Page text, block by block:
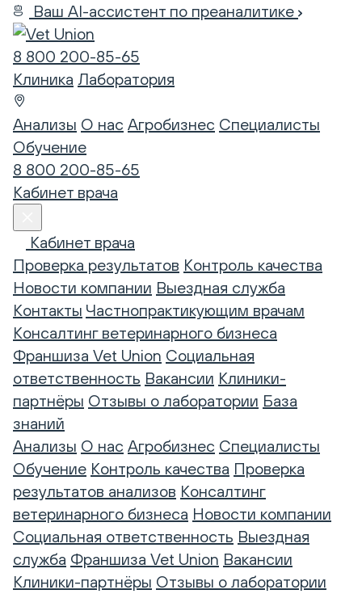
Ваш AI-ассистент по преаналитике
8 800 200-85-65
Клиника Лаборатория
Анализы О нас Агробизнес Специалисты
Обучение
8 800 200-85-65
Кабинет врача
Кабинет врача
Проверка результатов Контроль качества
Новости компании Выездная служба
Контакты Частнопрактикующим врачам
Консалтинг ветеринарного бизнеса
Франшиза Vet Union Социальная
ответственность Вакансии Клиники-
партнёры Отзывы о лаборатории База
знаний
Анализы О нас Агробизнес Специалисты
Обучение Контроль качества Проверка
результатов анализов Консалтинг
ветеринарного бизнеса Новости компании
Социальная ответственность Выездная
служба Франшиза Vet Union Вакансии
Клиники-партнёры Отзывы о лаборатории